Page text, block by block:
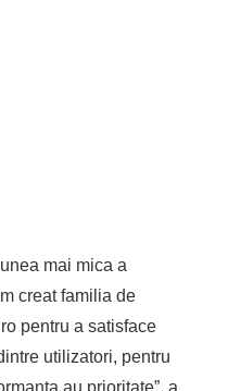
mai mica a
creat familia de
pentru a satisface
utilizatori, pentru
au prioritate”, a